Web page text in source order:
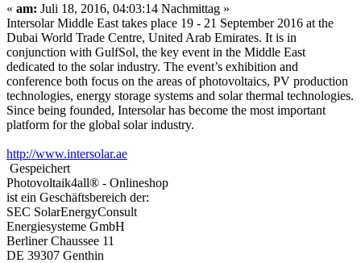
« am: Juli 18, 2016, 04:03:14 Nachmittag »
Intersolar Middle East takes place 19 - 21 September 2016 at the
Dubai World Trade Centre, United Arab Emirates. It is in
conjunction with GulfSol, the key event in the Middle East
dedicated to the solar industry. The event’s exhibition and
conference both focus on the areas of photovoltaics, PV production
technologies, energy storage systems and solar thermal technologies.
Since being founded, Intersolar has become the most important
platform for the global solar industry.
http://www.intersolar.ae
Gespeichert
Photovoltaik4all® - Onlineshop
ist ein Geschäftsbereich der:
SEC SolarEnergyConsult
Energiesysteme GmbH
Berliner Chaussee 11
DE 39307 Genthin